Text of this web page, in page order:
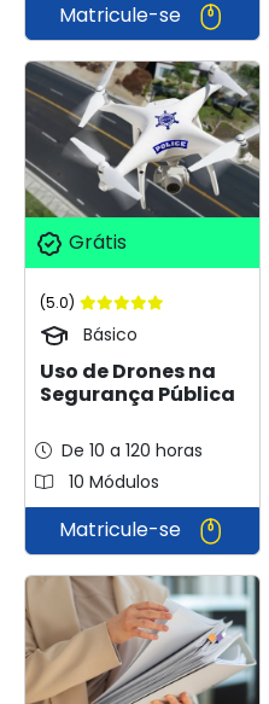
Matricule-se
Grátis
(5.0)
Básico
Uso de Drones na
Segurança Pública
De 10 a 120 horas
10 Módulos
Matricule-se